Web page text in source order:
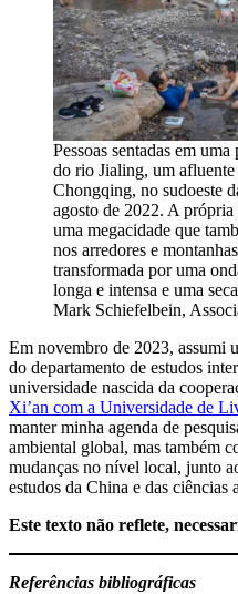
Pessoas sentadas em
do rio Jialing, um
Chongqing, no sudoeste
agosto de 2022. A
uma megacidade que
nos arredores e
transformada por uma
longa e intensa e uma
Mark Schiefelbein,
Em novembro de 2023, assumi
do departamento de estudos
universidade nascida da
Xi’an com a Universidade de
manter minha agenda de
ambiental global, mas também
mudanças no nível local, junto
estudos da China e das ciências
Este texto não reflete,
Referências bibliográficas